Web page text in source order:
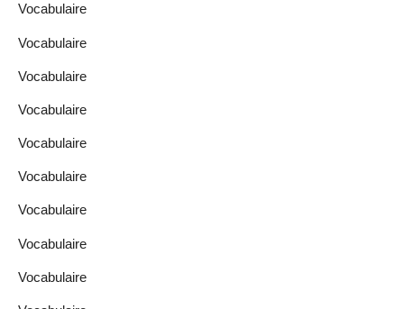
Vocabulaire
Vocabulaire
Vocabulaire
Vocabulaire
Vocabulaire
Vocabulaire
Vocabulaire
Vocabulaire
Vocabulaire